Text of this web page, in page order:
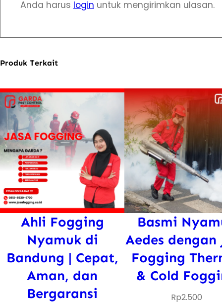
Anda harus login untuk mengirimkan ulasan.
Produk Terkait
Ahli Fogging
Nyamuk di
Bandung | Cepat,
Aman, dan
Bergaransi
Basmi
Aedes dengan
Fogging
& Cold
Rp2.500